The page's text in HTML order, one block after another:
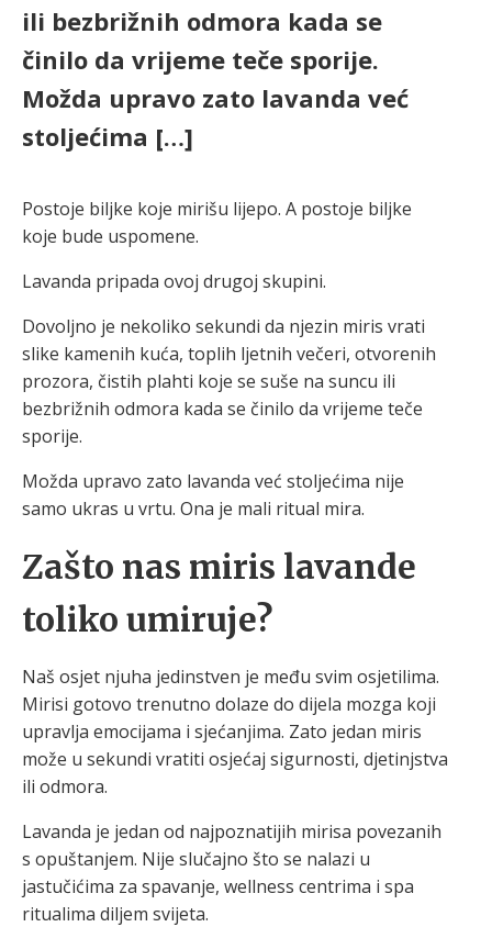
ili bezbrižnih odmora kada se
činilo da vrijeme teče sporije.
Možda upravo zato lavanda već
stoljećima […]
Postoje biljke koje mirišu lijepo. A postoje biljke
koje bude uspomene.
Lavanda pripada ovoj drugoj skupini.
Dovoljno je nekoliko sekundi da njezin miris vrati
slike kamenih kuća, toplih ljetnih večeri, otvorenih
prozora, čistih plahti koje se suše na suncu ili
bezbrižnih odmora kada se činilo da vrijeme teče
sporije.
Možda upravo zato lavanda već stoljećima nije
samo ukras u vrtu. Ona je mali ritual mira.
Zašto nas miris lavande
toliko umiruje?
Naš osjet njuha jedinstven je među svim osjetilima.
Mirisi gotovo trenutno dolaze do dijela mozga koji
upravlja emocijama i sjećanjima. Zato jedan miris
može u sekundi vratiti osjećaj sigurnosti, djetinjstva
ili odmora.
Lavanda je jedan od najpoznatijih mirisa povezanih
s opuštanjem. Nije slučajno što se nalazi u
jastučićima za spavanje, wellness centrima i spa
ritualima diljem svijeta.